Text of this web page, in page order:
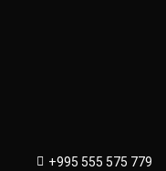
+995 555 575 779